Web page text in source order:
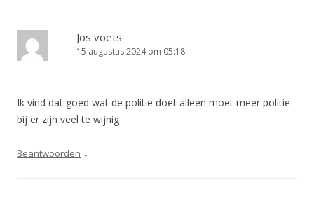
Jos voets
15 augustus 2024 om 05:18
Ik vind dat goed wat de politie doet alleen moet meer politie
bij er zijn veel te wijnig
Beantwoorden ↓